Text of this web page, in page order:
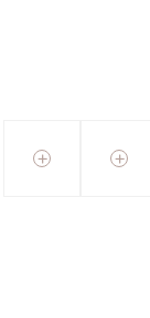
+ +